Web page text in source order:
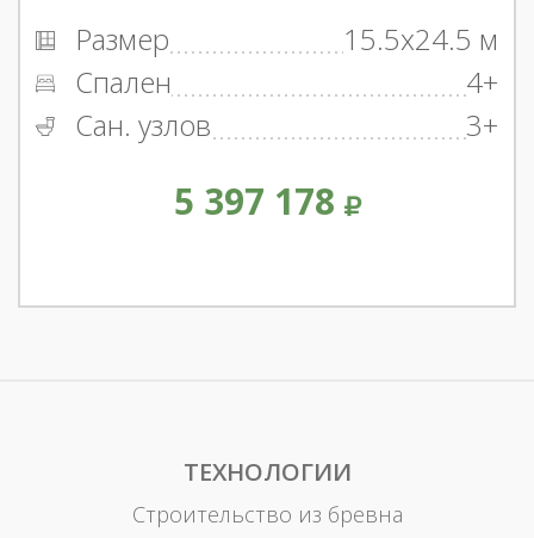
Размер
15.5x24.5 м
Спален
4+
Сан. узлов
3+
5 397 178
ТЕХНОЛОГИИ
Строительство из бревна